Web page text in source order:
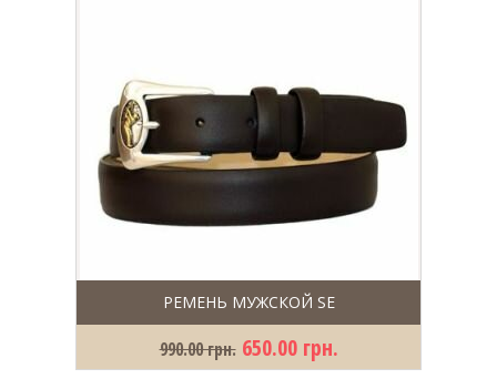
РЕМЕНЬ МУЖСКОЙ SE
990.00 грн. 650.00 грн.